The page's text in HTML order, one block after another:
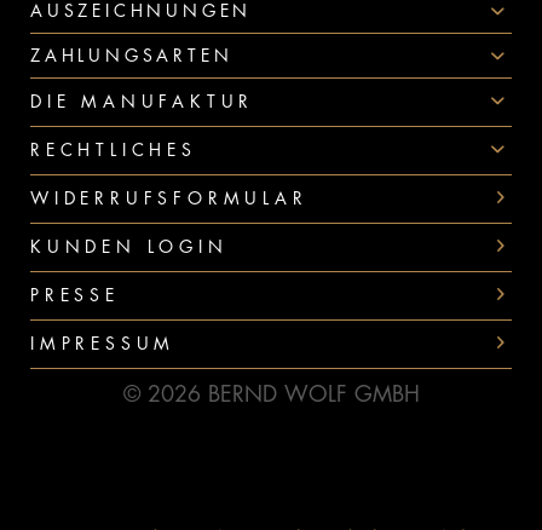
AUSZEICHNUNGEN
ZAHLUNGSARTEN
DIE MANUFAKTUR
RECHTLICHES
WIDERRUFSFORMULAR
KUNDEN LOGIN
PRESSE
IMPRESSUM
© 2026 BERND WOLF GMBH